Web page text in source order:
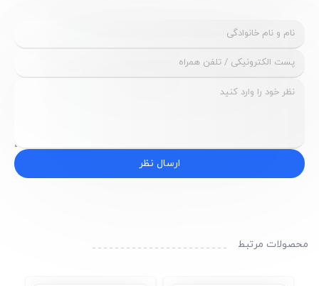
ارسال نظر
محصولات مرتبط